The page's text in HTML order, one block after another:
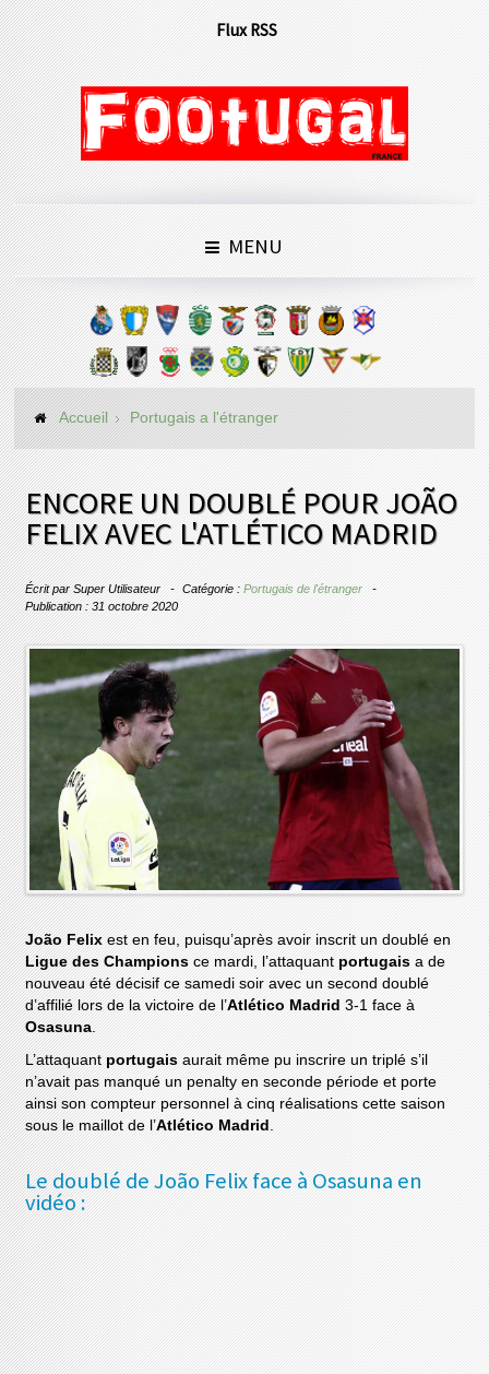
Flux RSS
MENU
Accueil Portugais a l'étranger
ENCORE UN DOUBLÉ POUR JOÃO
FELIX AVEC L'ATLÉTICO MADRID
Écrit parSuper Utilisateur Catégorie :Portugais de l'étranger
Publication : 31 octobre 2020
João Felix est en feu, puisqu’après avoir inscrit un doublé en
Ligue des Champions ce mardi, l’attaquant portugaisa de
nouveau été décisif ce samedi soir avec un second doublé
d’affilié lors de la victoire de l’Atlético Madrid 3-1 face à
Osasuna.
L’attaquantportugaisaurait même pu inscrire un triplé s’il
n’avait pas manqué un penalty en seconde période et porte
ainsi son compteur personnel à cinq réalisations cette saison
sous le maillot de l’Atlético Madrid .
Le doublé de João Felix face à Osasuna en
vidéo :